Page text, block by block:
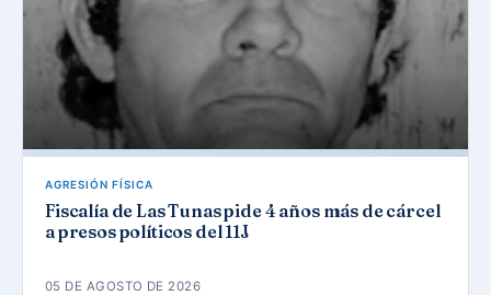
AGRESIÓN FÍSICA
Fiscalía de Las Tunas pide 4 años más de cárcel
a presos políticos del 11J
05 DE AGOSTO DE 2026